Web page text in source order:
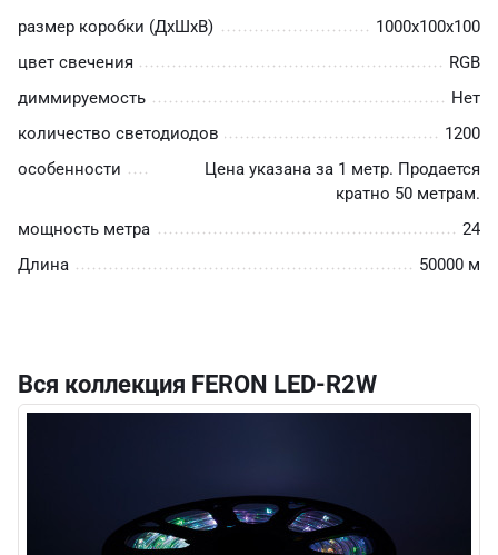
размер коробки (ДхШхВ)
1000х100х100
цвет свечения
RGB
диммируемость
Нет
количество светодиодов
1200
особенности
Цена указана за 1 метр. Продается
кратно 50 метрам.
мощность метра
24
Длина
50000 м
Вся коллекция FERON LED-R2W